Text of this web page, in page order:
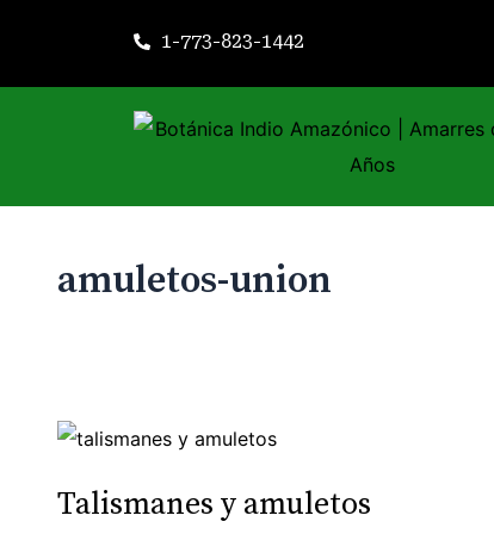
contenido
1-773-823-1442
amuletos-union
Talismanes y amuletos
Talismanes
amuletos